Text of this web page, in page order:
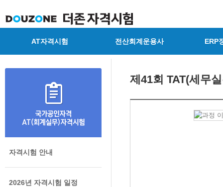
AT자격시험 전산회계운용사 ERP
자격시험 안내
2026년 자격시험 일정
제41회 TAT(세무